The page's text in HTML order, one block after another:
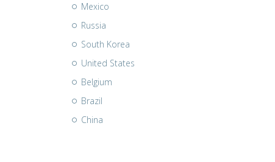
Mexico
Russia
South Korea
United States
Belgium
Brazil
China